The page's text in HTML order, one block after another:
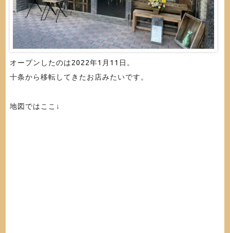
オープンしたのは2022年1月11日。
十条から移転してきたお店みたいです。
地図ではここ↓